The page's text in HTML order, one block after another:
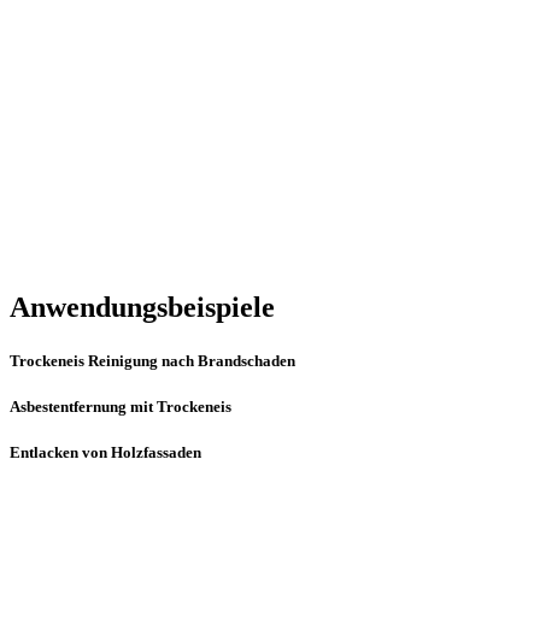
Anwendungsbeispiele
Trockeneis Reinigung nach Brandschaden
Asbestentfernung mit Trockeneis
Entlacken von Holzfassaden